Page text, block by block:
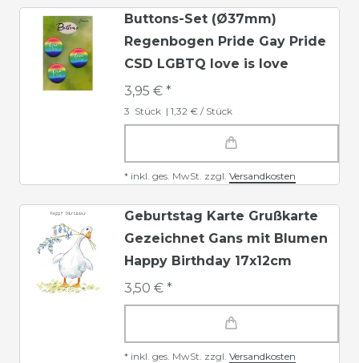
Buttons-Set (Ø37mm)
Regenbogen Pride Gay Pride
CSD LGBTQ love is love
3,95 € *
3 Stück | 1,32 € / Stück
* inkl. ges. MwSt. zzgl. Versandkosten
Geburtstag Karte Grußkarte
Gezeichnet Gans mit Blumen
Happy Birthday 17x12cm
3,50 € *
* inkl. ges. MwSt. zzgl. Versandkosten